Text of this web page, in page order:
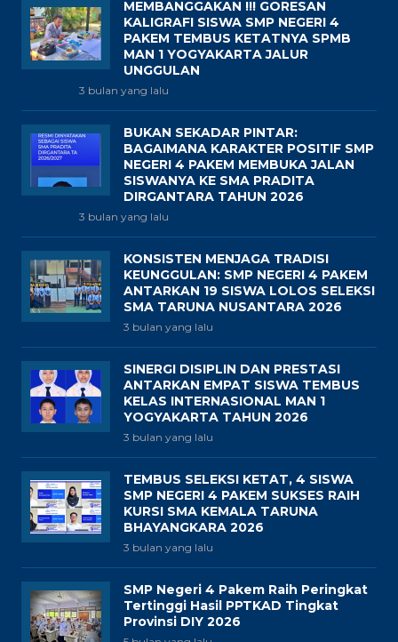
MEMBANGGAKAN !!! GORESAN
KALIGRAFI SISWA SMP NEGERI 4
PAKEM TEMBUS KETATNYA SPMB
MAN 1 YOGYAKARTA JALUR
UNGGULAN
3 bulan yang lalu
BUKAN SEKADAR PINTAR:
BAGAIMANA KARAKTER POSITIF SMP
NEGERI 4 PAKEM MEMBUKA JALAN
SISWANYA KE SMA PRADITA
DIRGANTARA TAHUN 2026
3 bulan yang lalu
KONSISTEN MENJAGA TRADISI
KEUNGGULAN: SMP NEGERI 4 PAKEM
ANTARKAN 19 SISWA LOLOS SELEKSI
SMA TARUNA NUSANTARA 2026
3 bulan yang lalu
SINERGI DISIPLIN DAN PRESTASI
ANTARKAN EMPAT SISWA TEMBUS
KELAS INTERNASIONAL MAN 1
YOGYAKARTA TAHUN 2026
3 bulan yang lalu
TEMBUS SELEKSI KETAT, 4 SISWA
SMP NEGERI 4 PAKEM SUKSES RAIH
KURSI SMA KEMALA TARUNA
BHAYANGKARA 2026
3 bulan yang lalu
SMP Negeri 4 Pakem Raih Peringkat
Tertinggi Hasil PPTKAD Tingkat
Provinsi DIY 2026